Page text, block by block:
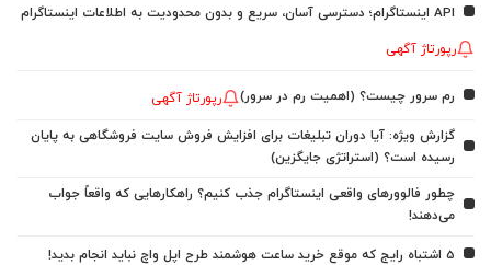
API اینستاگرام؛ دسترسی آسان، سریع و بدون محدودیت به اطلاعات اینستاگرام
رپورتاژ آگهی
رم سرور چیست؟ (اهمیت رم در سرور) رپورتاژ آگهی
گزارش ویژه: آیا دوران تبلیغات برای افزایش فروش سایت فروشگاهی به پایان
رسیده است؟ (استراتژی جایگزین)
چطور فالوورهای واقعی اینستاگرام جذب کنیم؟ راهکارهایی که واقعاً جواب
می‌دهند!
5 اشتباه رایج که موقع خرید ساعت هوشمند طرح اپل واچ نباید انجام بدید!